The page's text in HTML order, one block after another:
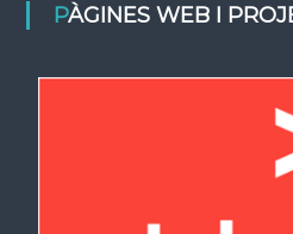
PÀGINES WEB I